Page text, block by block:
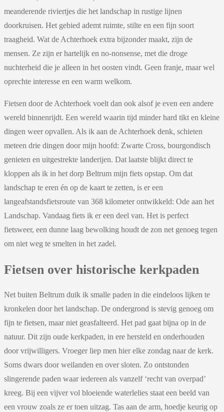
meanderende riviertjes die het landschap in rustige lijnen
doorkruisen. Het gebied ademt ruimte, stilte en een fijn soort
traagheid. Wat de Achterhoek extra bijzonder maakt, zijn de
mensen. Ze zijn er hartelijk en no-nonsense, met die droge
nuchterheid die je alleen in het oosten vindt. Geen franje, maar wel
oprechte interesse en een warm welkom.
Fietsen door de Achterhoek voelt dan ook alsof je even een andere
wereld binnenrijdt. Een wereld waarin tijd minder hard tikt en kleine
dingen weer opvallen. Als ik aan de Achterhoek denk, schieten
meteen drie dingen door mijn hoofd: Zwarte Cross, bourgondisch
genieten en uitgestrekte landerijen. Dat laatste blijkt direct te
kloppen als ik in het dorp Beltrum mijn fiets opstap. Om dat
landschap te eren én op de kaart te zetten, is er een
langeafstandsfietsroute van 368 kilometer ontwikkeld: Ode aan het
Landschap. Vandaag fiets ik er een deel van. Het is perfect
fietsweer, een dunne laag bewolking houdt de zon net genoeg tegen
om niet weg te smelten in het zadel.
Fietsen over historische kerkpaden
Net buiten Beltrum duik ik smalle paden in die eindeloos lijken te
kronkelen door het landschap. De ondergrond is stevig genoeg om
fijn te fietsen, maar niet geasfalteerd. Het pad gaat bijna op in de
natuur. Dit zijn oude kerkpaden, in ere hersteld en onderhouden
door vrijwilligers. Vroeger liep men hier elke zondag naar de kerk.
Soms dwars door weilanden en over sloten. Zo ontstonden
slingerende paden waar iedereen als vanzelf ‘recht van overpad’
kreeg. Bij een vijver vol bloeiende waterlelies staat een beeld van
een vrouw zoals ze er toen uitzag. Tas aan de arm, hoedje keurig op